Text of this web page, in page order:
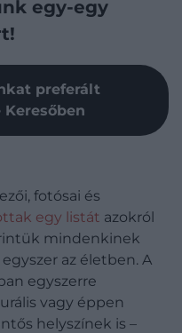
egy-egy
preferált
fotósai és
egy listát azokról
mindenkinek
az életben. A
egyszerre
vagy éppen
helyszínek is –